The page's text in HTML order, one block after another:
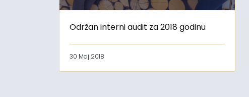
Održan interni audit za 2018 godinu
30 Maj 2018